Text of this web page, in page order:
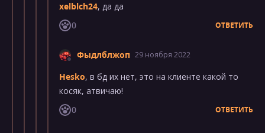
xelblch24, да да
0
ОТВЕТИТЬ
Фыдлблжоп 29 ноября 2022
Hesko, в бд их нет, это на клиенте какой то
косяк, атвичаю!
0
ОТВЕТИТЬ